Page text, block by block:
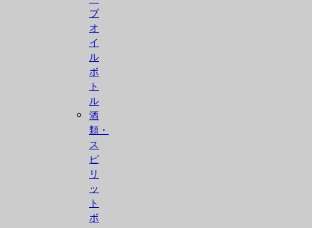
ブ
オ
イ
ル
ボ
ト
ル
酒
類・
ス
ピ
リ
ッ
ト
ボ